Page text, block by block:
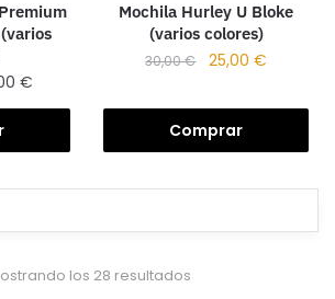
€
Mochila Hurley U Bloke
(varios colores)
30,00€ 25,00€
Comprar
los 28 resultados